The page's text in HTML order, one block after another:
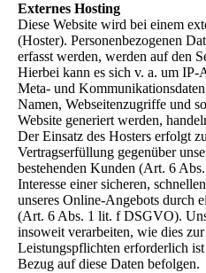
Externes Hosting
Diese Website wird bei einem
(Hoster). Personenbezogenen
erfasst werden, werden auf den
Hierbei kann es sich v. a. um IP-
Meta- und
Namen, Webseitenzugriffe und
Website generiert werden,
Der Einsatz des Hosters erfolgt
Vertragserfüllung gegenüber
bestehenden Kunden (Art. 6
Interesse einer sicheren,
unseres Online-Angebots durch
(Art. 6 Abs. 1 lit. f DSGVO).
insoweit verarbeiten, wie dies
Leistungspflichten erforderlich
Bezug auf diese Daten befolgen.